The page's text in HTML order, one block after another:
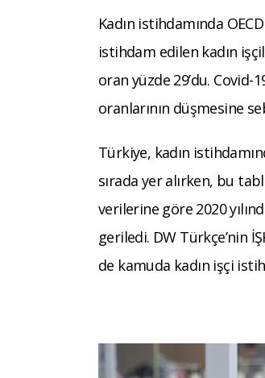
Kadın istihdamında
istihdam edilen kadın
oran yüzde 29’du.
oranlarının düşmesine
Türkiye, kadın
sırada yer alırken, bu
verilerine göre 2020
geriledi. DW Türkçe’nin
de kamuda kadın işçi